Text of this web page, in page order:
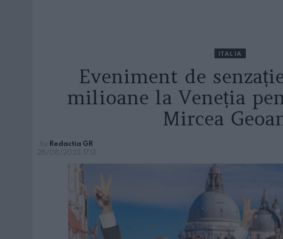
ITALIA
Eveniment de
milioane la Veneția
Mircea
by Redactia GR
28/08/2023, 17:13